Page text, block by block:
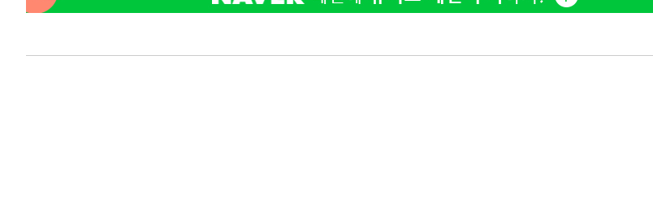
날씨]
3시간 전 >축구협회 "압수수색·성접대 논란 사과…쇄신의 기회로 삼겠다"
7시간 전 >'최고 37도' 폭염 지속…강원동해안 최대 150㎜ 비
4
'덜 똘똘
5
차가원